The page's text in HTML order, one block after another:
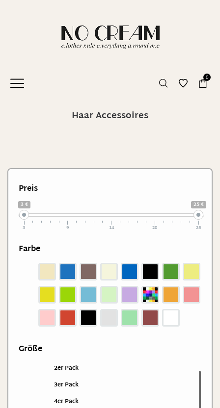
0
Haar Accessoires
Preis
3 € 25 €
3 9 14 20 25
Farbe
Größe
2er Pack
3er Pack
4er Pack